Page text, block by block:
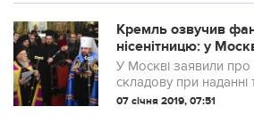
бізнесі, чималу роль
упако...
Кремль озвучив
нісенітницю: у
"причину" надання
У Москві заявили про
складову при наданні
07 січня 2019, 07:51